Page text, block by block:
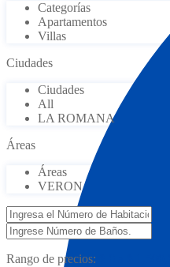
Categorías
Apartamentos
Villas
Ciudades
Ciudades
All
LA ROMANA
Áreas
Áreas
VERON
Rango de precios: